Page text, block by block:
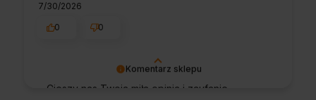
Komentarz sklepu
Cieszy nas Twoja miła opinia i zaufanie.
7/30/2026
0
0